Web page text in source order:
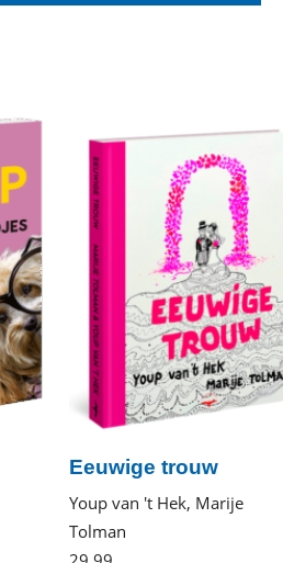
Eeuwige trouw
Youp van 't Hek, Marije
Tolman